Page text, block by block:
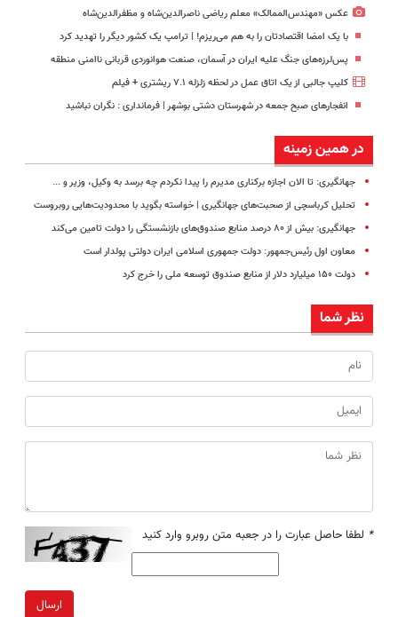
عکس «مهندس‌الممالک» معلم ریاضی ناصرالدین‌شاه و مظفرالدین‌شاه
با یک امضا اقتصادتان را به هم می‌ریزم! | ترامپ یک کشور دیگر را تهدید کرد
پس‌لرزه‌های جنگ علیه ایران در آسمان، صنعت هوانوردی قربانی ناامنی منطقه
کلیپ جالبی از یک اتاق عمل در لحظه زلزله ۷.۱ ریشتری + فیلم
انفجارهای صبح جمعه در شهرستان دشتی بوشهر | فرمانداری : نگران نباشید
در همین زمینه
جهانگیری: تا الان اجازه برکناری مدیرم را پیدا نکردم چه برسد به وکیل، وزیر و ...
تحلیل کرباسچی از صحبت‌های جهانگیری | خواسته بگوید با محدودیت‌هایی روبروست
جهانگیری: بیش از ۸۰ درصد منابع صندوق‌های بازنشستگی را دولت تامین می‌کند
معاون اول رئیس‌جمهور: دولت جمهوری اسلامی ایران دولتی پولدار است
دولت ۱۵۰ میلیارد دلار از منابع صندوق توسعه ملی را خرج کرد
نظر شما
* لطفا حاصل عبارت را در جعبه متن روبرو وارد کنید
ارسال